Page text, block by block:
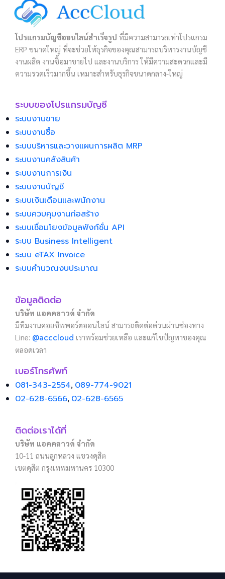
โปรแกรมบัญชีออนไลน์สำเร็จรูป ที่มีความสามารถเท่าโปรแกรม
ERP ขนาดใหญ่ ที่จะช่วยให้ธุรกิจของคุณสามารถบริหารงานบัญชี
งานผลิต งานซื้อมาขายไป และงานบริการ ให้มีความสะดวกและมี
ความรวดเร็วมากขึ้น เหมาะสำหรับธุรกิจขนาดกลาง-ใหญ่
ระบบของโปรแกรมบัญชี
ระบบงานขาย
ระบบงานซื้อ
ระบบบริหารและวางแผนการผลิต MRP
ระบบงานคลังสินค้า
ระบบงานการเงิน
ระบบงานบัญชี
ระบบเงินเดือนและพนักงาน
ระบบควบคุมงานก่อสร้าง
ระบบเชื่อมโยงข้อมูลฟังก์ชั่น API
ระบบ Business Intelligent
ระบบ eTAX Invoice
ระบบคำนวณงบประมาณ
ข้อมูลติดต่อ
บริษัท แอคคลาวด์ จำกัด
มีทีมงานคอยซัพพอร์ตออนไลน์ สามารถติดต่อด่วนผ่านช่องทาง
Line: @acccloud เราพร้อมช่วยเหลือ และแก้ไขปัญหาของคุณ
ตลอดเวลา
เบอร์โทรศัพท์
081-343-2554, 089-774-9021
02-628-6566, 02-628-6565
ติดต่อเราได้ที่
บริษัท แอคคลาวด์ จำกัด
10-11 ถนนลูกหลวง แขวงดุสิต
เขตดุสิต กรุงเทพมหานคร 10300